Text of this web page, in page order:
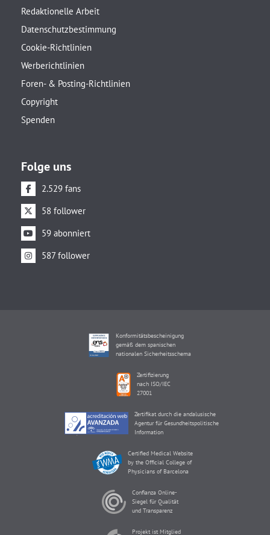
Redaktionelle Arbeit
Datenschutzbestimmung
Cookie-Richtlinien
Werberichtlinien
Foren- & Posting-Richtlinien
Copyright
Spenden
Folge uns
2.529 fans
58 follower
59 abonniert
587 follower
Konformitätsbescheinigung
gemäß dem spanischen
nationalen Sicherheitsschema
Zertifizierung
nach ISO/IEC
27001
Zertifikat durch die andalusische
Agentur für Gesundheitspolitische
Information
Certified Medical Website
by the Official College of
Physicians of Barcelona
Confianza Online-
Siegel für Qualität
und Transparenz
Projekt ist Mitglied